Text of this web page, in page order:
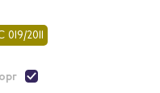
2011